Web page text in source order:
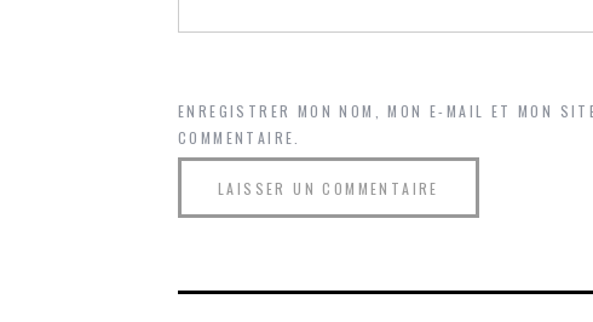
ENREGISTRER MON NOM, MON E-MAIL ET MON
COMMENTAIRE.